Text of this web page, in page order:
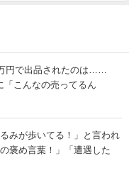
円で出品されたのは……
「こんなの売ってるん
みが歩いてる！」と言われ
褒め言葉！」「遭遇した